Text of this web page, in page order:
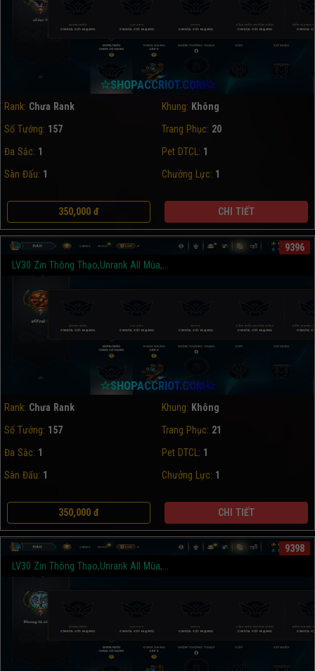
☆SHOPACCRIOT.COM☆
Rank: Chưa Rank Khung: Không
Số Tướng: 157 Trang Phục: 20
Đa Sắc: 1 Pet DTCL: 1
Sàn Đấu: 1 Chưởng Lực: 1
350,000 đ CHI TIẾT
LV30 Zin Thông Thạo,Unrank All Mùa,...
9396
☆SHOPACCRIOT.COM☆
Rank: Chưa Rank Khung: Không
Số Tướng: 157 Trang Phục: 21
Đa Sắc: 1 Pet DTCL: 1
Sàn Đấu: 1 Chưởng Lực: 1
350,000 đ CHI TIẾT
LV30 Zin Thông Thạo,Unrank All Mùa,...
9398